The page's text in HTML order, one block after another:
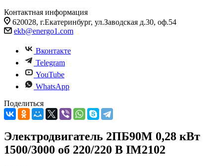
Контактная информация
620028, г.Екатеринбург, ул.Заводская д.30, оф.54
ekb@energo1.com
Вконтакте
Telegram
YouTube
WhatsApp
Поделиться
Электродвигатель 2ПБ90М 0,28 кВт
1500/3000 об 220/220 В IM2102